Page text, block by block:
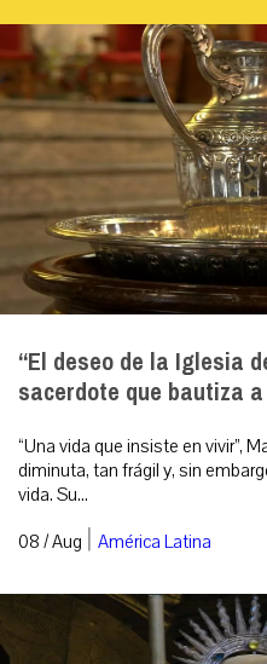
“El deseo de la Iglesia
sacerdote que bautiza
“Una vida que insiste en vivir”,
diminuta, tan frágil y, sin
vida. Su...
08 / Aug | América Latina